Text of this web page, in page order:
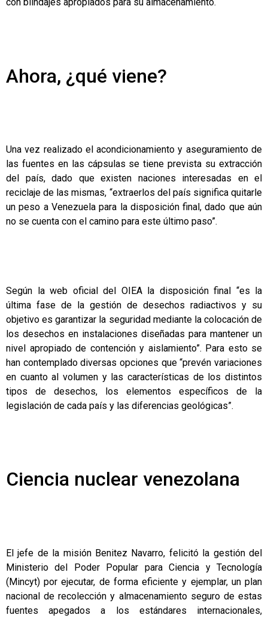
con blindajes apropiados para su almacenamiento.
Ahora, ¿qué viene?
Una vez realizado el acondicionamiento y aseguramiento de
las fuentes en las cápsulas se tiene prevista su extracción
del país, dado que existen naciones interesadas en el
reciclaje de las mismas, “extraerlos del país significa quitarle
un peso a Venezuela para la disposición final, dado que aún
no se cuenta con el camino para este último paso”.
Según la web oficial del OIEA la disposición final “es la
última fase de la gestión de desechos radiactivos y su
objetivo es garantizar la seguridad mediante la colocación de
los desechos en instalaciones diseñadas para mantener un
nivel apropiado de contención y aislamiento”. Para esto se
han contemplado diversas opciones que “prevén variaciones
en cuanto al volumen y las características de los distintos
tipos de desechos, los elementos específicos de la
legislación de cada país y las diferencias geológicas”.
Ciencia nuclear venezolana
El jefe de la misión Benitez Navarro, felicitó la gestión del
Ministerio del Poder Popular para Ciencia y Tecnología
(Mincyt) por ejecutar, de forma eficiente y ejemplar, un plan
nacional de recolección y almacenamiento seguro de estas
fuentes apegados a los estándares internacionales,